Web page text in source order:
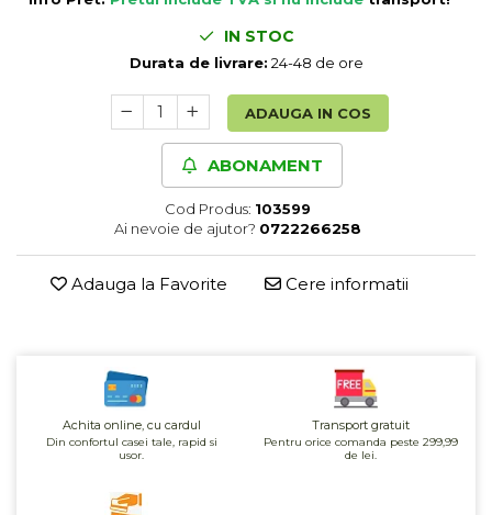
Bauturi vegetale
Produse din carne
Sosuri, Ketchup bio
Conserve, Pateuri, creme
Masline
Leguminoase si seminte
Sare si inlocuitori
Produse care inlocuiesc carnea
Unt, alternativa unt
IN STOC
Durata de livrare: 24-48 de ore
ADAUGA IN COS
ABONAMENT
Cod Produs: 103599
Ai nevoie de ajutor? 0722266258
Adauga la Favorite Cere informatii
Achita online, cu cardul
Din confortul casei tale, rapid si
usor.
Transport gratuit
Pentru orice comanda peste 299,99
de lei.